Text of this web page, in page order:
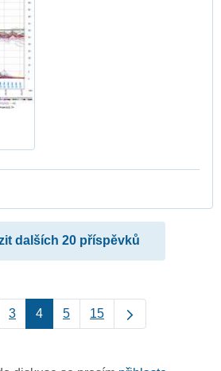
dalších 20 příspěvků
3 4 5 15